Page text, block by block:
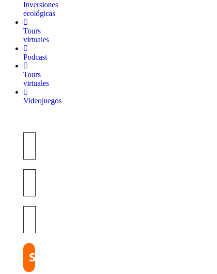
Inversiones
ecológicas
Tours
virtuales
Podcast
Tours
virtuales
Videojuegos